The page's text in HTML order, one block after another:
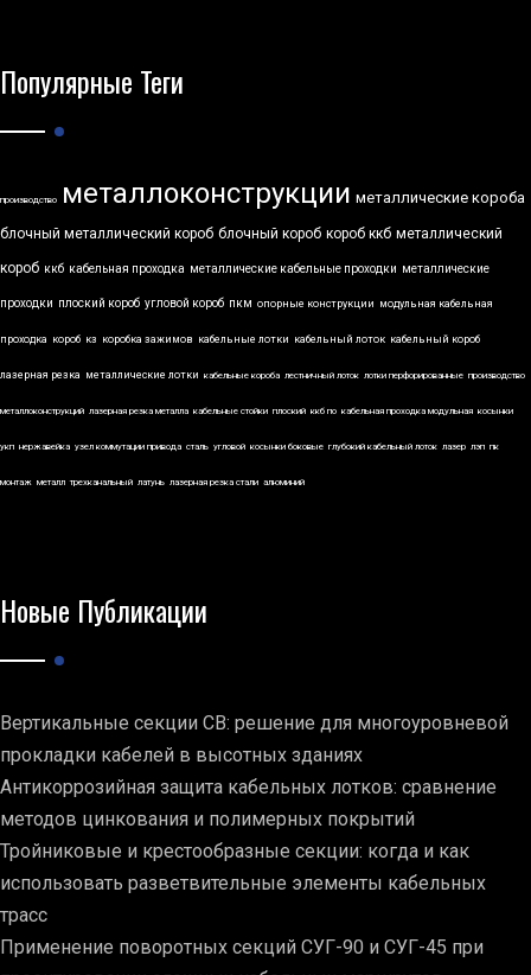
Популярные Теги
производство металлоконструкции металлические короба
блочный металлический короб блочный короб короб ккб металлический
короб ккб кабельная проходка металлические кабельные проходки металлические
проходки плоский короб угловой короб пкм опорные конструкции модульная кабельная
проходка короб кз коробка зажимов кабельные лотки кабельный лоток кабельный короб
лазерная резка металлические лотки кабельные короба лестничный лоток лотки перфорированные производство
металлоконструкций лазерная резка металла кабельные стойки плоский ккб по кабельная проходка модульная косынки
укп нержавейка узел коммутации привода сталь угловой косынки боковые глубокий кабельный лоток лазер лэп пк
монтаж металл трехканальный латунь лазерная резка стали алюминий
Новые Публикации
Вертикальные секции СВ: решение для многоуровневой
прокладки кабелей в высотных зданиях
Антикоррозийная защита кабельных лотков: сравнение
методов цинкования и полимерных покрытий
Тройниковые и крестообразные секции: когда и как
использовать разветвительные элементы кабельных
трасс
Применение поворотных секций СУГ-90 и СУГ-45 при